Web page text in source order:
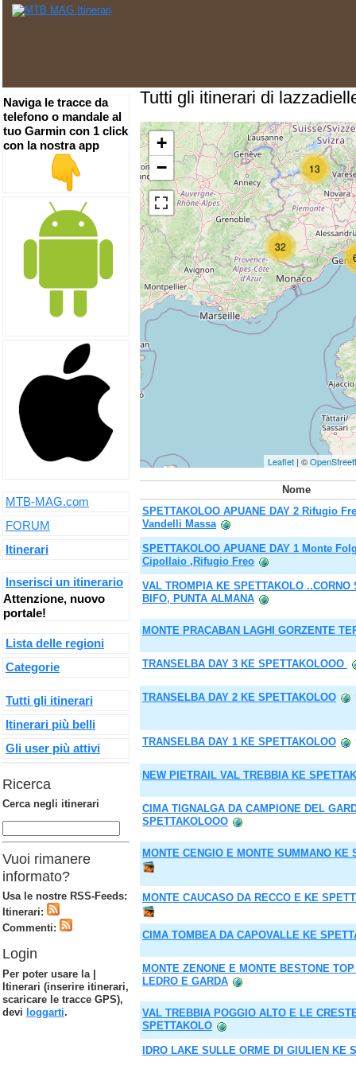
Tutti gli itinerari di
32
13
+
−
Leaflet | ©
Nome
SPETTAKOLOO APUANE DAY 2 Rifugio
Vandelli Massa
SPETTAKOLOO APUANE DAY 1 Monte
Cipollaio ,Rifugio Freo
VAL TROMPIA KE SPETTAKOLO ..CORNO
BIFO, PUNTA ALMANA
MONTE PRACABAN LAGHI GORZENTE
TRANSELBA DAY 3 KE SPETTAKOLOOO
TRANSELBA DAY 2 KE SPETTAKOLOO
TRANSELBA DAY 1 KE SPETTAKOLOO
NEW PIETRAIL VAL TREBBIA KE
CIMA TIGNALGA DA CAMPIONE DEL
SPETTAKOLOOO
MONTE CENGIO E MONTE SUMMANO KE
MONTE CAUCASO DA RECCO E KE
CIMA TOMBEA DA CAPOVALLE KE
MONTE ZENONE E MONTE BESTONE
LEDRO E GARDA
VAL TREBBIA POGGIO ALTO E LE
SPETTAKOLO
IDRO LAKE SULLE ORME DI GIULIEN KE
Naviga le tracce da
telefono o mandale al
tuo Garmin con 1 click
con la nostra app
MTB-MAG.com
FORUM
Itinerari
Inserisci un itinerario
Attenzione, nuovo
portale!
Lista delle regioni
Categorie
Tutti gli itinerari
Itinerari più belli
Gli user più attivi
Ricerca
Cerca negli itinerari
Vuoi rimanere
informato?
Usa le nostre RSS-Feeds:
Itinerari:
Commenti:
Login
Per poter usare la |
Itinerari (inserire itinerari,
scaricare le tracce GPS),
devi loggarti.